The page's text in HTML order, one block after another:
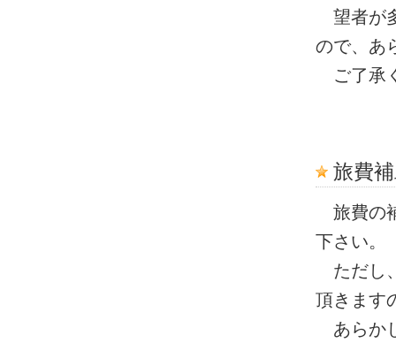
望者が
ので、あ
ご了承
旅費
旅費の
下さい。
ただし
頂きます
あらか